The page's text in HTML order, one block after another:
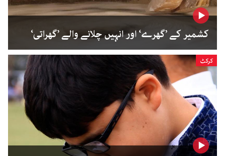
کشمیر کے ’گھرے‘ اور انہیں چلانے والے ’گھراتی‘
کرکٹ